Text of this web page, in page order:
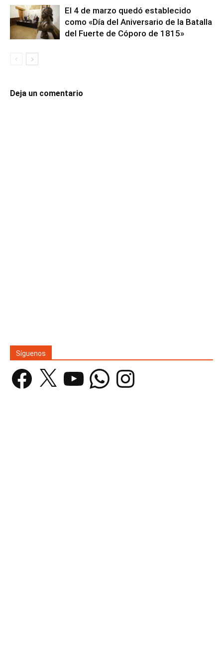
El 4 de marzo quedó establecido
como «Día del Aniversario de la Batalla
del Fuerte de Cóporo de 1815»
Deja un comentario
Síguenos
Facebook YouTube WhatsAppInstagram